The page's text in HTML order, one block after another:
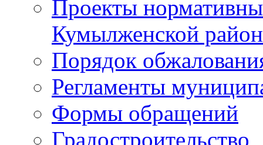
Проекты
Кумылженской
Порядок
Регламенты
Формы обращений
Градостроительство